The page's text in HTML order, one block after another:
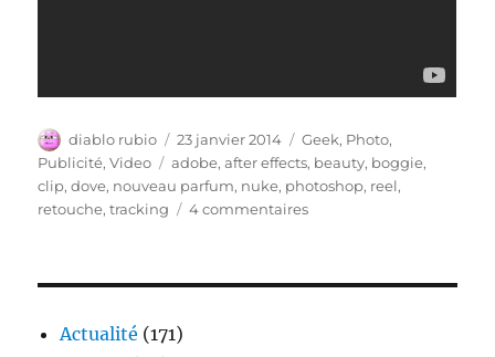
Auteur
diablo rubio
Publié
le
23 janvier 2014 Catégories
Geek, Photo,
Publicité,Video Étiquettes
adobe,after effects, beauty, boggie,
clip,dove, nouveau parfum, nuke, photoshop, reel,
retouche,tracking 4 commentairessur
Actualité (171)